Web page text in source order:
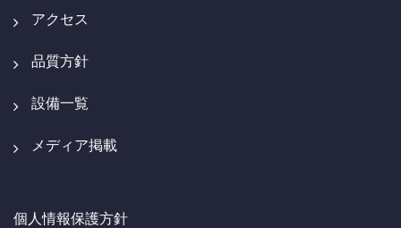
アクセス
品質方針
設備一覧
メディア掲載
個人情報保護方針